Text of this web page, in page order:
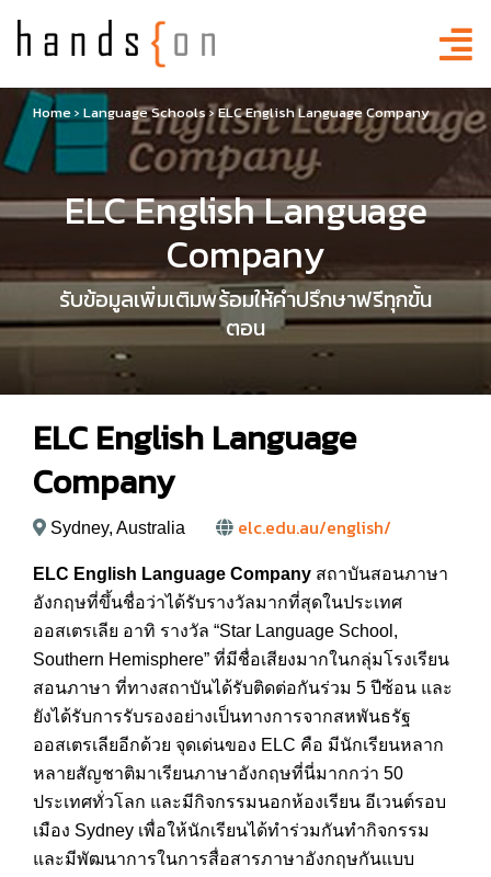
Home› Language Schools›ELC English Language Company
ELC English Language
Company
รับข้อมูลเพิ่มเติมพร้อมให้คำปรึกษาฟรีทุกขั้น
ตอน
ELC English Language
Company
Sydney, Australia elc.edu.au/english/
ELC English Language Company สถาบันสอนภาษา
อังกฤษที่ขึ้นชื่อว่าได้รับรางวัลมากที่สุดในประเทศ
ออสเตรเลีย อาทิ รางวัล “Star Language School,
Southern Hemisphere” ที่มีชื่อเสียงมากในกลุ่มโรงเรียน
สอนภาษา ที่ทางสถาบันได้รับติดต่อกันร่วม 5 ปีซ้อน และ
ยังได้รับการรับรองอย่างเป็นทางการจากสหพันธรัฐ
ออสเตรเลียอีกด้วย จุดเด่นของ ELC คือ มีนักเรียนหลาก
หลายสัญชาติมาเรียนภาษาอังกฤษที่นี่มากกว่า 50
ประเทศทั่วโลก และมีกิจกรรมนอกห้องเรียน อีเวนต์รอบ
เมือง Sydney เพื่อให้นักเรียนได้ทำร่วมกันทำกิจกรรม
และมีพัฒนาการในการสื่อสารภาษาอังกฤษกันแบบ